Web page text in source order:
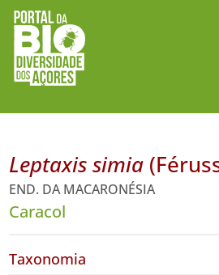
Leptaxis simia
END. DA MACARONÉSIA
Caracol
Taxonomia